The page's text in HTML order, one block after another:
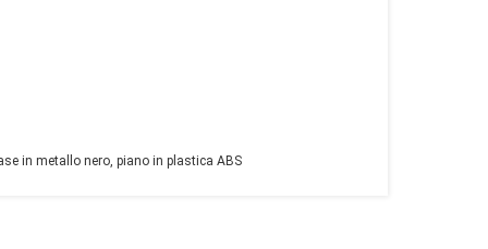
in metallo nero, piano in plastica ABS